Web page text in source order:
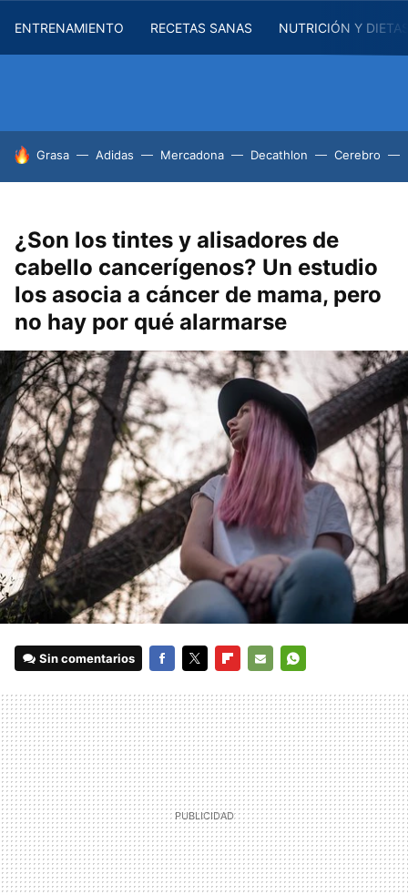
ENTRENAMIENTO RECETAS SANAS NUTRICIÓN Y
HOY SE HABLA DE
Grasa Adidas Mercadona Decathlon Cerebro
¿Son los tintes y alisadores de
cabello cancerígenos? Un estudio
los asocia a cáncer de mama, pero
no hay por qué alarmarse
Sin comentarios
MAIL